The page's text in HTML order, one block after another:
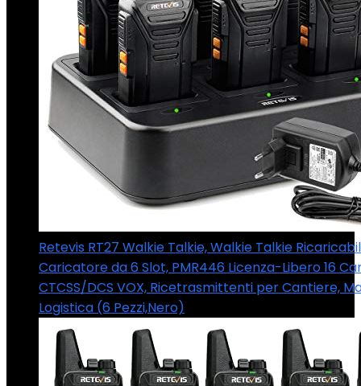
Retevis RT27 Walkie Talkie, Walkie Talkie
Caricatore da 6 Slot, PMR446 Licenza-Libero 16
CTCSS/DCS VOX, Ricetrasmittenti per Cantiere,
Logistica (6 Pezzi,Nero)